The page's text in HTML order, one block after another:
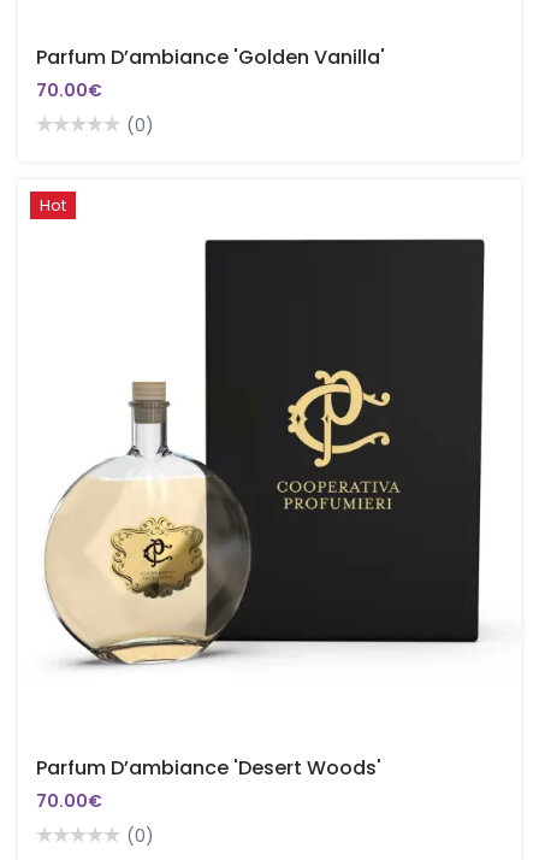
Parfum D’ambiance 'Golden Vanilla'
70.00€
(0)
Hot
Parfum D’ambiance 'Desert Woods'
70.00€
(0)